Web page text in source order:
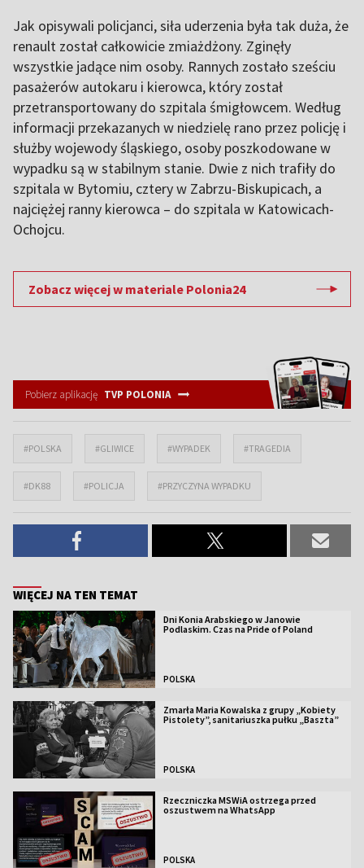
Jak opisywali policjanci, siła uderzenia była tak duża, że
renault został całkowicie zmiażdżony. Zginęły
wszystkie jadące nim osoby. Rannych zostało sześciu
pasażerów autokaru i kierowca, który został
przetransportowany do szpitala śmigłowcem. Według
informacji przekazanych w niedzielę rano przez policję i
służby wojewody śląskiego, osoby poszkodowane w
wypadku są w stabilnym stanie. Dwie z nich trafiły do
szpitala w Bytomiu, cztery w Zabrzu-Biskupicach, a
najciężej ranny kierowca – do szpitala w Katowicach-
Ochojcu.
Zobacz więcej w materiale Polonia24
Pobierz aplikację TVP POLONIA
#POLSKA #GLIWICE #WYPADEK #TRAGEDIA
#DK88 #POLICJA #PRZYCZYNA WYPADKU
WIĘCEJ NA TEN TEMAT
Dni Konia Arabskiego w Janowie
Podlaskim. Czas na Pride of Poland
POLSKA
Zmarła Maria Kowalska z grupy „Kobiety
Pistolety”, sanitariuszka pułku „Baszta”
POLSKA
Rzeczniczka MSWiA ostrzega przed
oszustwem na WhatsApp
POLSKA